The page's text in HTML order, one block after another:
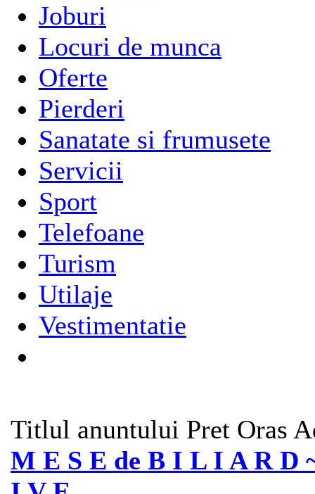
Joburi
Locuri de munca
Oferte
Pierderi
Sanatate si frumusete
Servicii
Sport
Telefoane
Turism
Utilaje
Vestimentatie
Titlul anuntului Pret Oras
M E S E de B I L I A R D